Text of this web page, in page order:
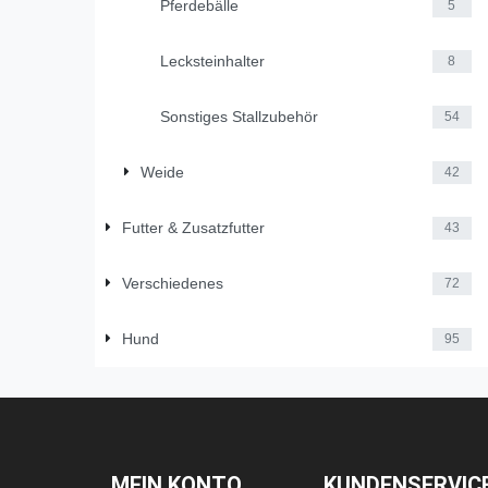
Pferdebälle 5
Lecksteinhalter 8
Sonstiges Stallzubehör 54
Weide 42
Futter & Zusatzfutter 43
Verschiedenes 72
Hund 95